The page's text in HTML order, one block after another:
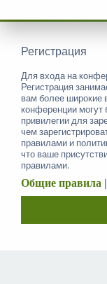
Регистрация
Для входа на
Регистрация
вам более широкие
конференции
привилегии для
чем
правилами и
что ваше
правилами.
Общие правила |